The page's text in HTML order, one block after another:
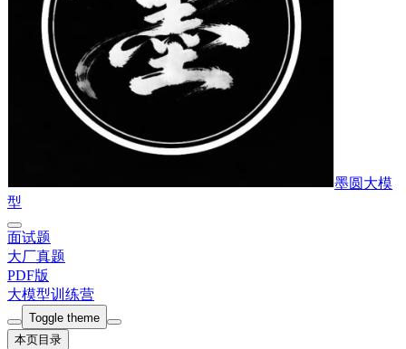
墨圆大模
型
面试题
大厂真题
PDF版
大模型训练营
Toggle theme
本页目录